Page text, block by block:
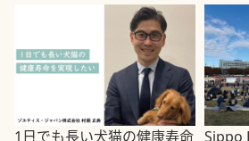
1日でも長い犬猫の健康寿命 Sippo